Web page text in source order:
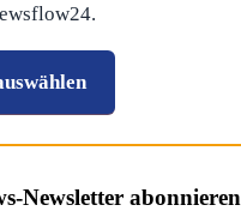
-Newsletter abonnieren